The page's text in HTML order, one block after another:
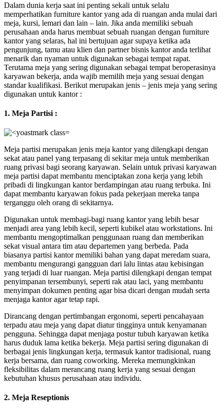
Dalam dunia kerja saat ini penting sekali untuk selalu
memperhatikan furniture kantor yang ada di ruangan anda mulai dari
meja, kursi, lemari dan lain – lain. Jika anda memiliki sebuah
perusahaan anda harus membuat sebuah ruangan dengan furniture
kantor yang selaras, hal ini bertujuan agar supaya ketika ada
pengunjung, tamu atau klien dan partner bisnis kantor anda terlihat
menarik dan nyaman untuk digunakan sebagai tempat rapat.
Terutama meja yang sering digunakan sebagai tempat beroperasinya
karyawan bekerja, anda wajib memilih meja yang sesuai dengan
standar kualifikasi. Berikut merupakan jenis – jenis meja yang sering
digunakan untuk kantor :
1. Meja Partisi :
Meja partisi merupakan jenis meja kantor yang dilengkapi dengan
sekat atau panel yang terpasang di sekitar meja untuk memberikan
ruang privasi bagi seorang karyawan. Selain untuk privasi karyawan
meja partisi dapat membantu menciptakan zona kerja yang lebih
pribadi di lingkungan kantor berdampingan atau ruang terbuka. Ini
dapat membantu karyawan fokus pada pekerjaan mereka tanpa
terganggu oleh orang di sekitarnya.
Digunakan untuk membagi-bagi ruang kantor yang lebih besar
menjadi area yang lebih kecil, seperti kubikel atau workstations. Ini
membantu mengoptimalkan penggunaan ruang dan memberikan
sekat visual antara tim atau departemen yang berbeda. Pada
biasanya partisi kantor memiliki bahan yang dapat meredam suara,
membantu mengurangi gangguan dari lalu lintas atau kebisingan
yang terjadi di luar ruangan. Meja partisi dilengkapi dengan tempat
penyimpanan tersembunyi, seperti rak atau laci, yang membantu
menyimpan dokumen penting agar bisa dicari dengan mudah serta
menjaga kantor agar tetap rapi.
Dirancang dengan pertimbangan ergonomi, seperti pencahayaan
terpadu atau meja yang dapat diatur tingginya untuk kenyamanan
pengguna. Sehingga dapat menjaga postur tubuh karyawan ketika
harus duduk lama ketika bekerja. Meja partisi sering digunakan di
berbagai jenis lingkungan kerja, termasuk kantor tradisional, ruang
kerja bersama, dan ruang coworking. Mereka memungkinkan
fleksibilitas dalam merancang ruang kerja yang sesuai dengan
kebutuhan khusus perusahaan atau individu.
2. Meja Reseptionis